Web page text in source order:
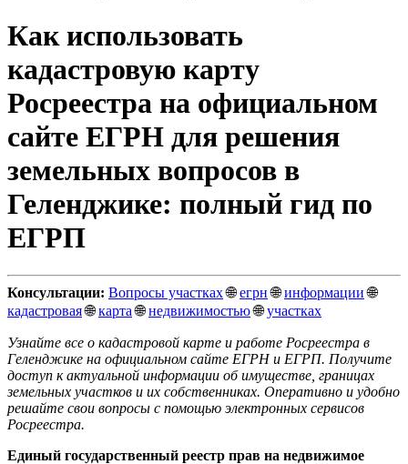
Как использовать
кадастровую карту
Росреестра на официальном
сайте ЕГРН для решения
земельных вопросов в
Геленджике: полный гид по
ЕГРП
Консультации: Вопросы участках🌐егрн🌐информации🌐
кадастровая🌐карта🌐недвижимостью🌐участках
Узнайте все о кадастровой карте и работе Росреестра в
Геленджике на официальном сайте ЕГРН и ЕГРП. Получите
доступ к актуальной информации об имуществе, границах
земельных участков и их собственниках. Оперативно и удобно
решайте свои вопросы с помощью электронных сервисов
Росреестра.
Единый государственный реестр прав на недвижимое